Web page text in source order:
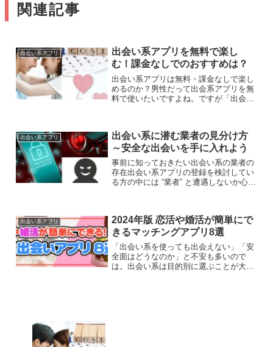
関連記事
出会い系アプリ
出会い系アプリを無料で楽し
む！課金なしでのおすすめは？
出会い系アプリは無料・課金なしで楽し
めるのか？男性だって出会系アプリを無
料で使いたいですよね。ですが「出会系
いでしょうか。そこで今回は...
出会い系アプリ
出会い系に潜む業者の見分け方
～安全な出会いを手に入れよう
事前に知っておきたい出会い系の業者の
存在出会い系アプリの登録を検討してい
る方の中には “業者” と遭遇しないか心配
するからには不安を...
出会い系アプリ
2024年版 恋活や婚活が簡単にで
きるマッチングアプリ8選
「出会い系を使っても出会えない」「安
全面はどうなのか」と不安も多いので
は。出会い系は目的別に選ぶことが大切